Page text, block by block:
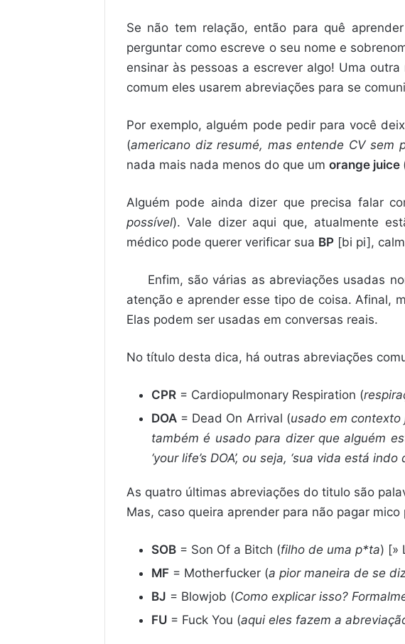
Se não tem relação, então para quê
perguntar como escreve o seu nome e
ensinar às pessoas a escrever algo! Uma
comum eles usarem abreviações para se
Por exemplo, alguém pode pedir para você
(americano diz resumé, mas entende CV sem
nada mais nada menos do que um orange juice
Alguém pode ainda dizer que precisa falar
possível). Vale dizer aqui que, atualmente
médico pode querer verificar sua BP [bi pi],
Enfim, são várias as abreviações usadas
atenção e aprender esse tipo de coisa. Afinal,
Elas podem ser usadas em conversas reais.
No título desta dica, há outras abreviações
CPR = Cardiopulmonary Respiration (
DOA = Dead On Arrival (usado em
também é usado para dizer que alguém
‘your life’s DOA’, ou seja, ‘sua vida está indo
As quatro últimas abreviações do titulo são
Mas, caso queira aprender para não pagar
SOB = Son Of a Bitch (filho de uma p*ta) [»
MF = Motherfucker (a pior maneira de se
BJ = Blowjob (Como explicar isso?
FU = Fuck You (aqui eles fazem a